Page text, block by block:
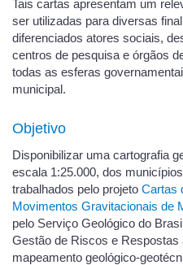
Tais cartas apresentam um
ser utilizadas para diversas
diferenciados atores sociais,
centros de pesquisa e órgãos
todas as esferas
municipal.
Objetivo
Disponibilizar uma cartografia
escala 1:25.000, dos
trabalhados pelo projeto Cartas
Movimentos Gravitacionais de
pelo Serviço Geológico do
Gestão de Riscos e Respostas
mapeamento geológico-